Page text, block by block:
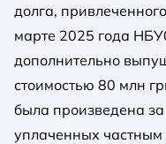
долга,
марте 2025 года
дополнительно
стоимостью 80 млн
была произведена
уплаченных